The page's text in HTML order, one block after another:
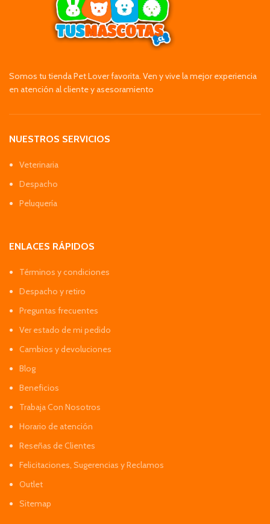
Somos tu tienda Pet Lover favorita. Ven y vive la mejor experiencia
en atención al cliente y asesoramiento
NUESTROS SERVICIOS
Veterinaria
Despacho
Peluquería
ENLACES RÁPIDOS
Términos y condiciones
Despacho y retiro
Preguntas frecuentes
Ver estado de mi pedido
Cambios y devoluciones
Blog
Beneficios
Trabaja Con Nosotros
Horario de atención
Reseñas de Clientes
Felicitaciones, Sugerencias y Reclamos
Outlet
Sitemap